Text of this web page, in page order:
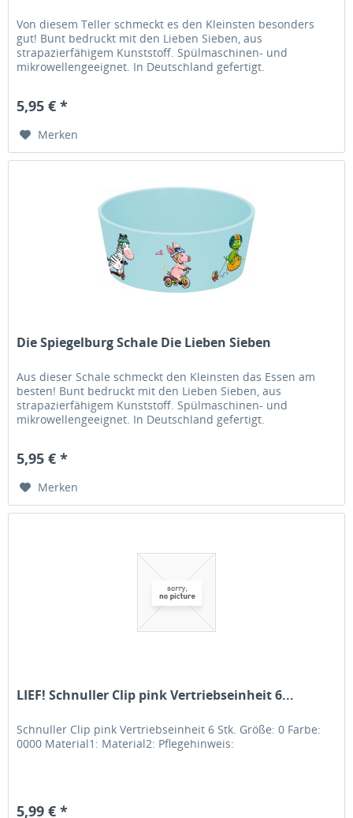
Von diesem Teller schmeckt es den Kleinsten besonders
gut! Bunt bedruckt mit den Lieben Sieben, aus
strapazierfähigem Kunststoff. Spülmaschinen- und
mikrowellengeeignet. In Deutschland gefertigt.
5,95 € *
Merken
Die Spiegelburg Schale Die Lieben Sieben
Aus dieser Schale schmeckt den Kleinsten das Essen am
besten! Bunt bedruckt mit den Lieben Sieben, aus
strapazierfähigem Kunststoff. Spülmaschinen- und
mikrowellengeeignet. In Deutschland gefertigt.
5,95 € *
Merken
LIEF! Schnuller Clip pink Vertriebseinheit 6...
Schnuller Clip pink Vertriebseinheit 6 Stk. Größe: 0 Farbe:
0000 Material1: Material2: Pflegehinweis:
5,99 € *